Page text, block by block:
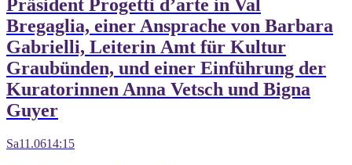
Präsident Progetti d’arte in Val
Bregaglia, einer Ansprache von Barbara
Gabrielli, Leiterin Amt für Kultur
Graubünden, und einer Einführung der
Kuratorinnen Anna Vetsch und Bigna
Guyer
Sa11.0614:15